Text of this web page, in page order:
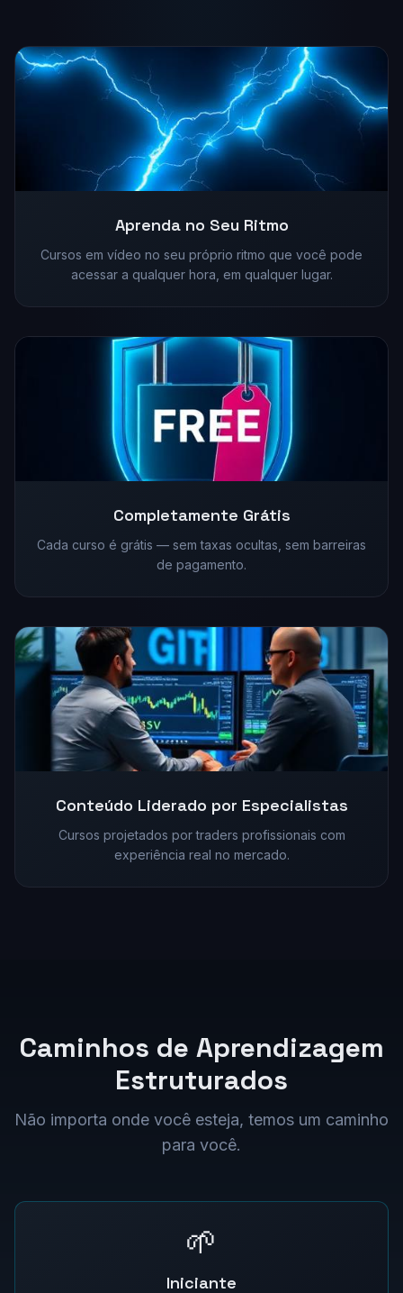
Aprenda no Seu Ritmo
Cursos em vídeo no seu próprio ritmo que você pode
acessar a qualquer hora, em qualquer lugar.
Completamente Grátis
Cada curso é grátis — sem taxas ocultas, sem barreiras
de pagamento.
Conteúdo Liderado por Especialistas
Cursos projetados por traders profissionais com
experiência real no mercado.
Caminhos de Aprendizagem
Estruturados
Não importa onde você esteja, temos um caminho
para você.
🌱
Iniciante